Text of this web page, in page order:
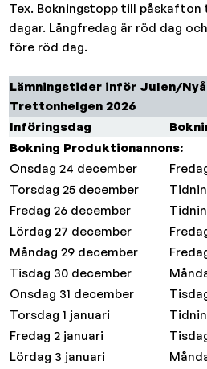
Tex. Bokningstopp till påskafton
dagar. Långfredag är röd dag
före röd dag.
Lämningstider inför Julen/
Trettonhelgen 2026
Införingsdag
Bokning Produktionannons:
Onsdag 24 december
Torsdag 25 december
Fredag 26 december
Lördag 27 december
Måndag 29 december
Tisdag 30 december
Onsdag 31 december
Torsdag 1 januari
Fredag 2 januari
Lördag 3 januari